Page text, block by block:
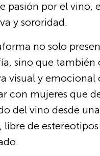
pasión por el vino,
y sororidad.
no solo
sino que también
visual y emocional
con mujeres que
del vino desde
libre de